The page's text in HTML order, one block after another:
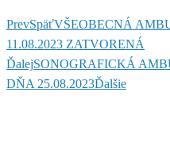
PrevSpäťVŠEOBECNÁ
11.08.2023 ZATVORENÁ
ĎalejSONOGRAFICKÁ
DŇA 25.08.2023Ďalšie